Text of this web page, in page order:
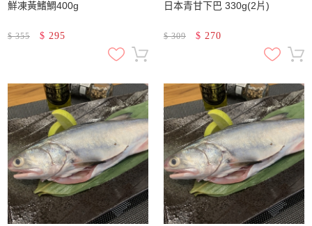
鮮凍黃鰭鯛400g
$355 $ 295
日本青甘下巴 330g(2片)
$309 $ 270